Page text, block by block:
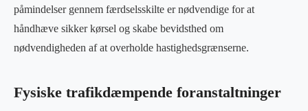
påmindelser gennem færdselsskilte er nødvendige for at
håndhæve sikker kørsel og skabe bevidsthed om
nødvendigheden af at overholde hastighedsgrænserne.
Fysiske trafikdæmpende foranstaltninger